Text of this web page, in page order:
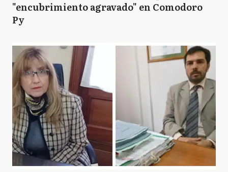
"encubrimiento agravado" en Comodoro
Py